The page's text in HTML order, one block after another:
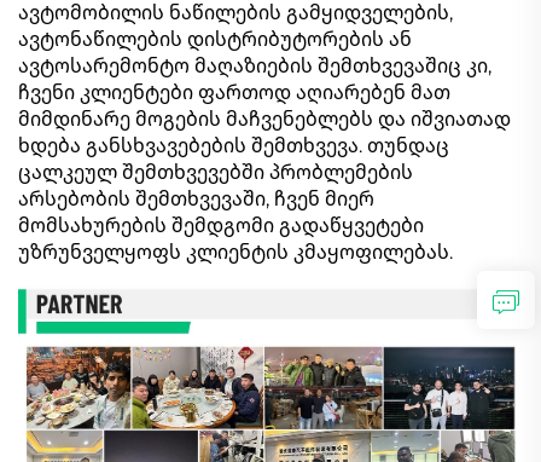
ავტომობილის ნაწილების გამყიდველების,
ავტონაწილების დისტრიბუტორების ან
ავტოსარემონტო მაღაზიების შემთხვევაშიც კი,
ჩვენი კლიენტები ფართოდ აღიარებენ მათ
მიმდინარე მოგების მაჩვენებლებს და იშვიათად
ხდება განსხვავებების შემთხვევა. თუნდაც
ცალკეულ შემთხვევებში პრობლემების
არსებობის შემთხვევაში, ჩვენ მიერ
მომსახურების შემდგომი გადაწყვეტები
უზრუნველყოფს კლიენტის კმაყოფილებას.